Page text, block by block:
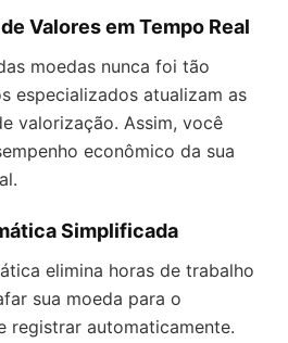
Valores em Tempo Real
moedas nunca foi tão
especializados atualizam as
valorização. Assim, você
econômico da sua
Simplificada
elimina horas de trabalho
sua moeda para o
registrar automaticamente.